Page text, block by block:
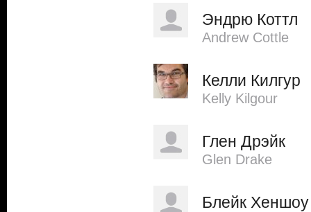
Эндрю Коттл
Andrew Cottle
Келли Килгур
Kelly Kilgour
Глен Дрэйк
Glen Drake
Блейк Хеншоу